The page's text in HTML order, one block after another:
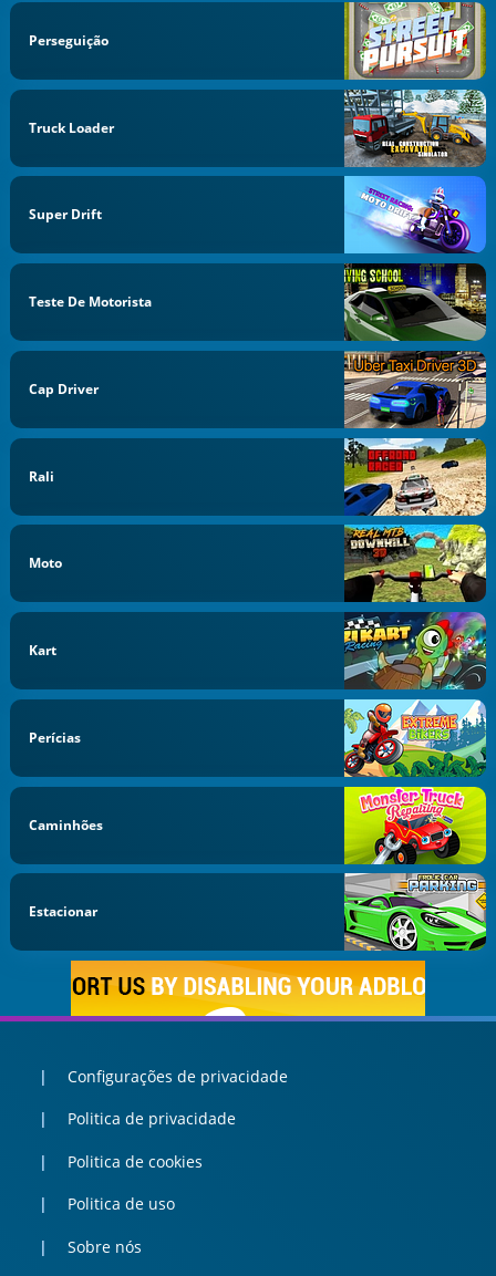
Perseguição
Truck Loader
Super Drift
Teste De Motorista
Cap Driver
Rali
Moto
Kart
Perícias
Caminhões
Estacionar
Configurações de privacidade
Politica de privacidade
Politica de cookies
Politica de uso
Sobre nós